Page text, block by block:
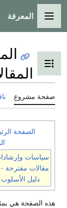
القائمة الرئيسية
المعرفة
تبديل عرض
صفحة مشروع
الصفحة
سياسات
مقالات مقترحة ·
دليل الأسلوب
هذه الصفحة هي